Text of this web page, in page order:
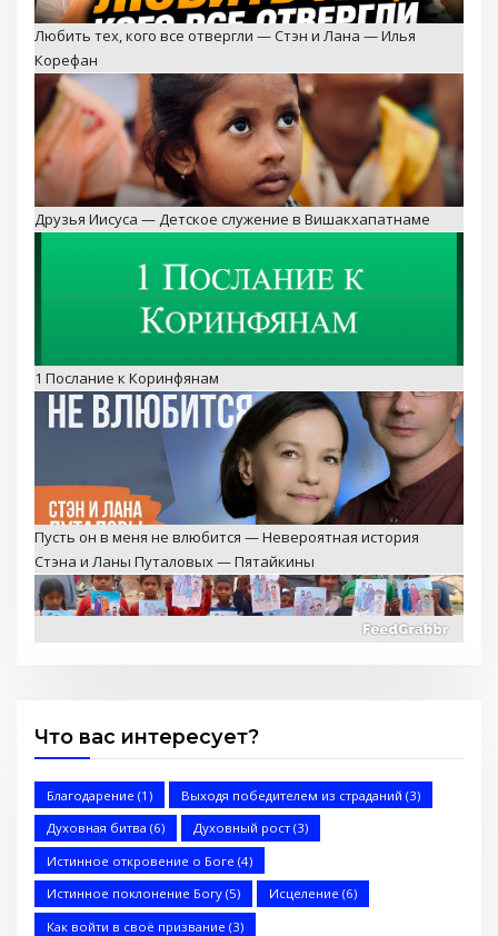
Друзья Иисуса — Детское служение в Вишакхапатнаме
1 Послание к Коринфянам
Пусть он в меня не влюбится — Невероятная история
Стэна и Ланы Путаловых — Пятайкины
Свет для народов — Детское служение, помощь
заключённым и миссии
2 Послание к Коринфянам
Запретный Иисус (Стэн и Лана — Иисус без границ)
Что вас интересует?
Благодарение (1) Выходя победителем из страданий (3)
Духовная битва (6) Духовный рост (3)
Истинное откровение о Боге (4)
Истинное поклонение Богу(5) Исцеление (6)
Как войти в своё призвание (3)